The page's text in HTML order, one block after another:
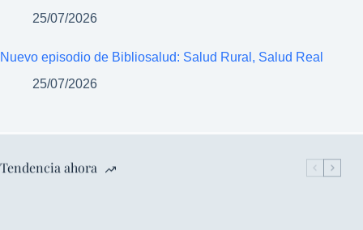
25/07/2026
Nuevo episodio de Bibliosalud: Salud Rural, Salud Real
25/07/2026
Tendencia ahora